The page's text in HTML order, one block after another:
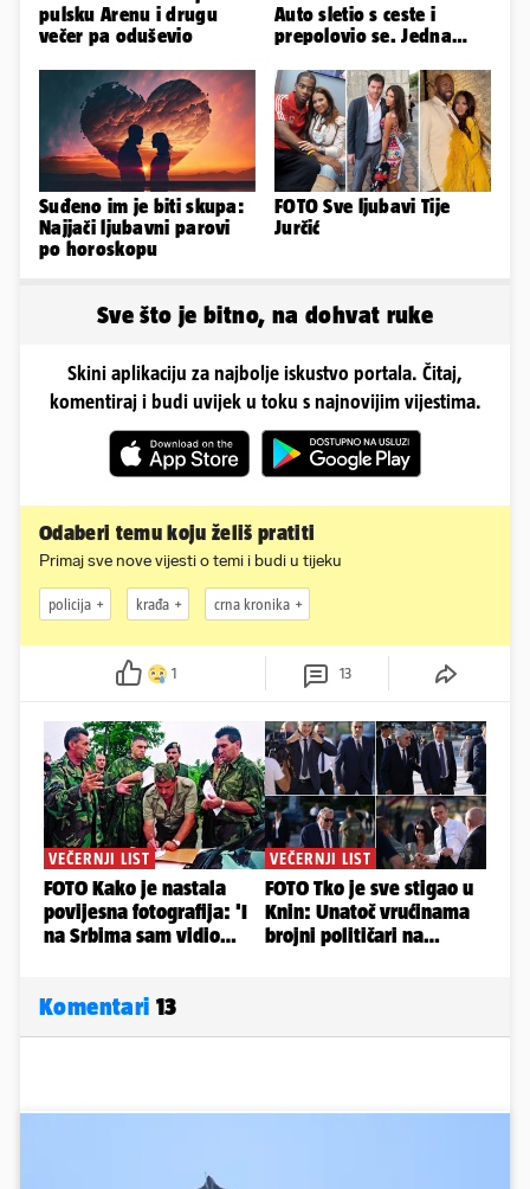
pulsku Arenu i drugu
večer pa oduševio
Auto sletio s ceste i
prepolovio se. Jedna
Suđeno im je biti skupa:
Najjači ljubavni parovi
po horoskopu
FOTO Sve ljubavi Tije
Jurčić
Sve što je bitno, na dohvat ruke
Skini aplikaciju za najbolje iskustvo portala. Čitaj,
komentiraj i budi uvijek u toku s najnovijim vijestima.
Odaberi temu koju želiš pratiti
Primaj sve nove vijesti o temi i budi u tijeku
policija krađa crna kronika
1 13
Komentari 13